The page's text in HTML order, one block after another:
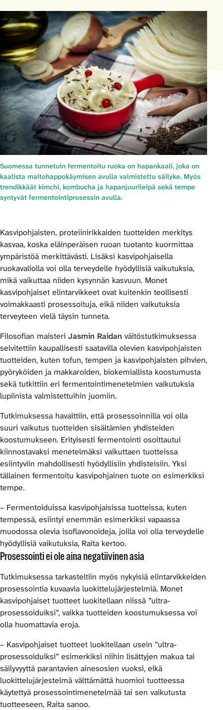
Suomessa tunnetuin fermentoitu ruoka on hapankaali, joka on
kaalista maitohappokäymisen avulla valmistettu säilyke. Myös
trendikkäät kimchi, kombucha ja hapanjuurileipä sekä tempe
syntyvät fermentointiprosessin avulla.
Kasvipohjaisten, proteiinirikkaiden tuotteiden merkitys
kasvaa, koska eläinperäisen ruoan tuotanto kuormittaa
ympäristöä merkittävästi. Lisäksi kasvipohjaisella
ruokavaliolla voi olla terveydelle hyödyllisiä vaikutuksia,
mikä vaikuttaa niiden kysynnän kasvuun. Monet
kasvipohjaiset elintarvikkeet ovat kuitenkin teollisesti
voimakkaasti prosessoituja, eikä niiden vaikutuksia
terveyteen vielä täysin tunneta.
Filosofian maisteri Jasmin Raidan väitöstutkimuksessa
selvitettiin kaupallisesti saatavilla olevien kasvipohjaisten
tuotteiden, kuten tofun, tempen ja kasvipohjaisten pihvien,
pyöryköiden ja makkaroiden, biokemiallista koostumusta
sekä tutkittiin eri fermentointimenetelmien vaikutuksia
lupiinista valmistettuihin juomiin.
Tutkimuksessa havaittiin, että prosessoinnilla voi olla
suuri vaikutus tuotteiden sisältämien yhdisteiden
koostumukseen. Erityisesti fermentointi osoittautui
kiinnostavaksi menetelmäksi vaikuttaen tuotteissa
esiintyviin mahdollisesti hyödyllisiin yhdisteisiin. Yksi
tällainen fermentoitu kasvipohjainen tuote on esimerkiksi
tempe.
– Fermentoiduissa kasvipohjaisissa tuotteissa, kuten
tempessä, esiintyi enemmän esimerkiksi vapaassa
muodossa olevia isoflavonoideja, joilla voi olla terveydelle
hyödyllisiä vaikutuksia, Raita kertoo.
Prosessointi ei ole aina negatiivinen asia
Tutkimuksessa tarkasteltiin myös nykyisiä elintarvikkeiden
prosessointia kuvaavia luokittelujärjestelmiä. Monet
kasvipohjaiset tuotteet luokitellaan niissä ”ultra-
prosessoiduiksi”, vaikka tuotteiden koostumuksessa voi
olla huomattavia eroja.
– Kasvipohjaiset tuotteet luokitellaan usein ”ultra-
prosessoiduiksi” esimerkiksi niihin lisättyjen makua tai
säilyvyyttä parantavien ainesosien vuoksi, eikä
luokittelujärjestelmä välttämättä huomioi tuotteessa
käytettyä prosessointimenetelmää tai sen vaikutusta
tuotteeseen, Raita sanoo.